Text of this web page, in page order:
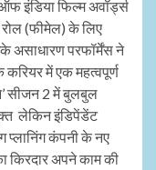
इंडिया फिल्म अवॉर्ड्स
रोल (फीमेल) के लिए
असाधारण परफॉर्मेंस ने
में एक महत्वपूर्ण
सीजन 2 में बुलबुल
लेकिन इंडिपेंडेंट
प्लानिंग कंपनी के नए
अपने काम की